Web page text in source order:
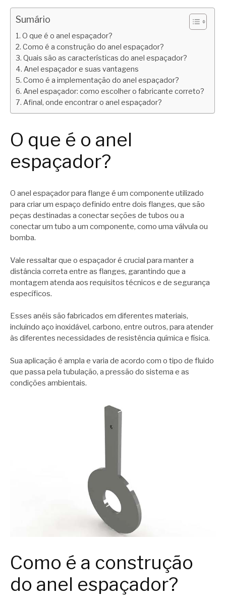
Sumário
O que é o anel espaçador?
Como é a construção do anel espaçador?
Quais são as características do anel espaçador?
Anel espaçador e suas vantagens
Como é a implementação do anel espaçador?
Anel espaçador: como escolher o fabricante correto?
Afinal, onde encontrar o anel espaçador?
O que é o anel
espaçador?
O anel espaçador para flange é um componente utilizado
para criar um espaço definido entre dois flanges, que são
peças destinadas a conectar seções de tubos ou a
conectar um tubo a um componente, como uma válvula ou
bomba.
Vale ressaltar que o espaçador é crucial para manter a
distância correta entre as flanges, garantindo que a
montagem atenda aos requisitos técnicos e de segurança
específicos.
Esses anéis são fabricados em diferentes materiais,
incluindo aço inoxidável, carbono, entre outros, para atender
às diferentes necessidades de resistência química e física.
Sua aplicação é ampla e varia de acordo com o tipo de fluido
que passa pela tubulação, a pressão do sistema e as
condições ambientais.
Como é a construção
do anel espaçador?